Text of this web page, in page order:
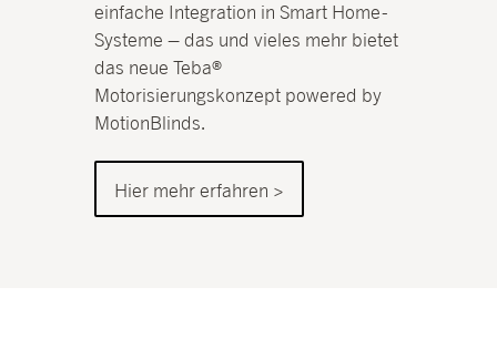
einfache Integration in Smart Home -
Systeme – das und vieles mehr bietet
das neue Teba®
Motorisierungskonzept powered by
MotionBlinds.
Hier mehr erfahren >